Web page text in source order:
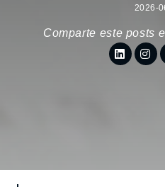
2026-
Comparte este posts